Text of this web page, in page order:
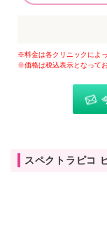
※料金は各クリニックによ
※価格は税込表示となってお
スペクトラピコ